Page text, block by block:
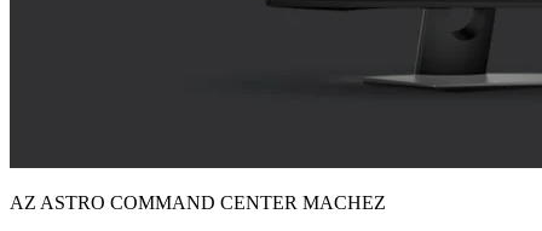
AZ ASTRO COMMAND CENTER MACHEZ